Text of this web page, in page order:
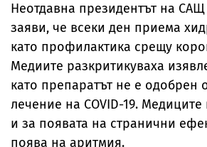
Неотдавна президентът на
заяви, че всеки ден приема
като профилактика срещу
Медиите разкритикуваха
като препаратът не е одобрен
лечение на COVID-19.
и за появата на странични
поява на аритмия.